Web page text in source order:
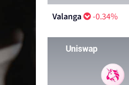
Valanga -0.34%